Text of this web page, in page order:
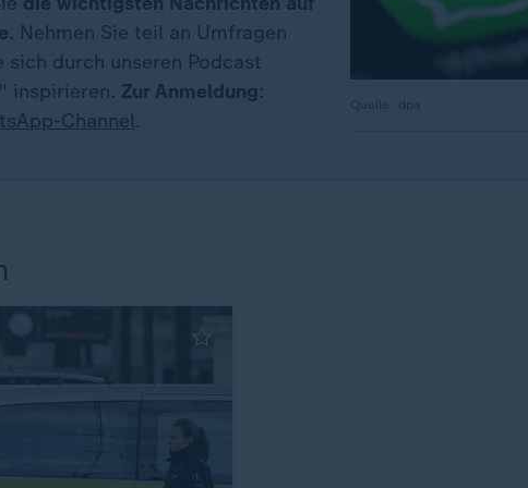
. Nehmen Sie teil an Umfragen
sich durch unseren Podcast
inspirieren. Zur Anmeldung:
Channel.